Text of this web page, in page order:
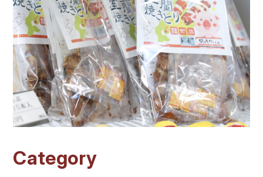
Category